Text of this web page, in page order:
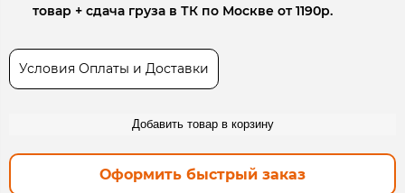
товар + сдача груза в ТК по Москве от 1190р.
Условия Оплаты и Доставки
Добавить товар в корзину
Оформить быстрый заказ